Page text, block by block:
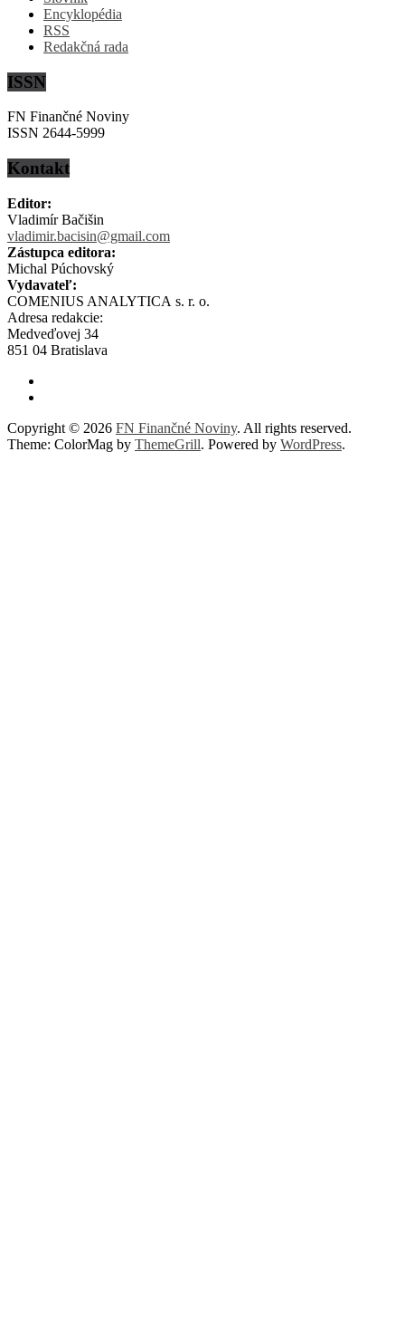
Encyklopédia
RSS
Redakčná rada
ISSN
FN Finančné Noviny
ISSN 2644-5999
Kontakt
Editor:
Vladimír Bačišin
vladimir.bacisin@gmail.com
Zástupca editora:
Michal Púchovský
Vydavateľ:
COMENIUS ANALYTICA s. r. o.
Adresa redakcie:
Medveďovej 34
851 04 Bratislava
Copyright © 2026 FN Finančné Noviny. All rights reserved.
Theme: ColorMag by ThemeGrill. Powered by WordPress.